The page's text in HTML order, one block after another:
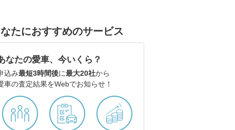
ラス ステーションワゴ
ン
ング
たにおすすめのサービス
なたの愛車、今いくら？
込み最短3時間後に最大20社から
車の査定結果をWebでお知らせ！